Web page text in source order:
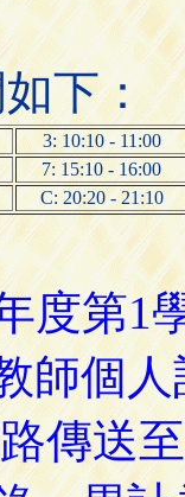
下：
3: 10:10 - 11:00
7: 15:10 - 16:00
C: 20:20 - 21:10
度第1
師個
傳送